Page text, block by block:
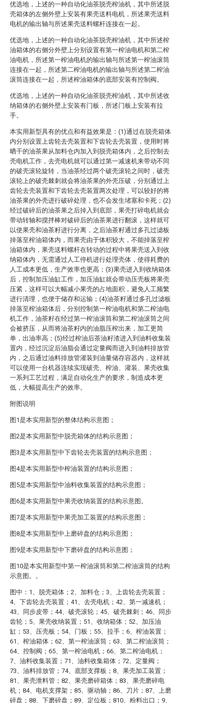
优选地，上述的一种自动化油茶脱壳榨油机，其中所述脱
壳箱体的左侧外壁上安装有果壳送料电机，所述果壳送料
电机的输出轴与所述果壳送料螺杆连接在一起。
优选地，上述的一种自动化油茶脱壳榨油机，其中所述榨
油箱体的右侧分外壁上分别设置有第一榨油电机和第二榨
油电机，所述第一榨油电机的输出轴与所述第一榨油滚筒
连接在一起，所述第二榨油电机的输出轴与所述第二榨油
滚筒连接在一起，所述榨油箱体的底部安装有控制阀。
优选地，上述的一种自动化油茶脱壳榨油机，其中所述收
纳箱体的右侧外壁上安装有门板，所述门板上安装有拉
手。
本实用新型具有的优点和有益效果是：(1)通过在脱壳箱体
内分别设置上齿轮去壳装置和下齿轮去壳装置，使用时将
晒干的油茶果从加料仓内加入到脱壳箱体内，之后控制去
壳电机工作，去壳电机就可以通过第一减速机来带动不同
的破壳滚轮旋转，当油茶经过两个破壳滚轮之间时，破壳
滚轮上的破壳棘刺就会将油茶果的外壳压破，分别通过上
齿轮去壳装置和下齿轮去壳装置两次处理，可以较好的将
油茶果的外壳进行破碎处理，也不会发生堵塞和卡死；(2)
经过破碎后的油茶果之后掉入到底部，果壳打碎电机就会
带动转轴和搅拌棒对破碎后的油茶果进行翻滚，这样就可
以使果壳和油茶籽进行分离，之后油茶籽通过多孔过滤板
掉落至榨油箱体内，而果壳由于体积较大，不能掉落至榨
油箱体内，果壳送料螺杆在转动的过程中将果壳送入到收
纳箱体内，无需通过人工停机进行处理壳体，使得耗费的
人工成本更低，生产效率也更高；(3)果壳进入到收纳箱体
后，控制加压油缸工作，加压油缸就会带动压壳板将果壳
压紧，这样可以大幅减小果壳的占地面积，避免人工频繁
进行清理，也便于储存和运输；(4)油茶籽通过多孔过滤板
掉落至榨油箱体后，分别控制第一榨油电机和第二榨油电
机工作，油茶籽在经过第一榨油滚筒和第二榨油滚筒之间
会被挤压，从而将油茶籽内的油脂压榨出来，加工更简
单，出油率高；(5)经过榨油后茶油籽渣进入到油料收集装
置内，经过沉淀后油脂会通过定量阀而进入到油料排放管
内，之后通过油料排放管灌装到油量储存容器内，这样就
可以使用一台机器连续实现破壳、榨油、灌装、果壳收集
一系列工艺过程，满足自动化生产的要求，制造成本更
低，大幅提高生产的效率。
附图说明
图1是本实用新型的整体结构示意图；
图2是本实用新型中脱壳箱体的结构示意图；
图3是本实用新型中下齿轮去壳装置的结构示意图；
图4是本实用新型中榨油装置的结构示意图；
图5是本实用新型中油料收集装置的结构示意图；
图6是本实用新型中果壳收纳装置的结构示意图。
图7是本实用新型中果壳加工装置的结构示意图；
图8是本实用新型中上磨碎盘的结构示意图；
图9是本实用新型中下磨碎盘的结构示意图；
图10是本实用新型中第一榨油滚筒和第二榨油滚筒的结构
示意图。。
图中：1、脱壳箱体；2、加料仓；3、上齿轮去壳装置；
4、下齿轮去壳装置；41、去壳电机；42、第一减速机；
43、同步皮带；44、破壳滚轮；45、破壳棘刺；46、同步
齿轮；5、果壳收纳装置；51、收纳箱体；52、加压油
缸；53、压壳板；54、门板；55、拉手；6、榨油装置；
61、榨油箱体；62、第一榨油滚筒；63、第二榨油滚筒；
64、控制阀；65、第一榨油电机；66、第二榨油电机；
7、油料收集装置；71、油料收集箱体；72、定量阀；
73、油料排放管；74、底部支撑板；8、果壳加工装置；
81、果壳泄料管；82、果壳磨碎箱体；83、果壳磨碎电
机；84、电机支撑架；85、驱动轴；86、刀片；87、上磨
碎盘；88、下磨碎盘；89、定位板；810、粉料出口；9、